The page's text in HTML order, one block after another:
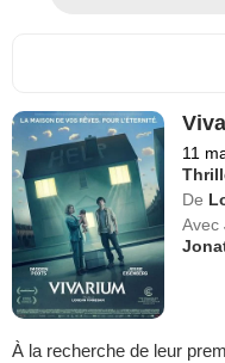
11
De
Avec
À la recherche de leur